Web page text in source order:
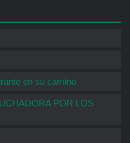
en su camino
POR LOS